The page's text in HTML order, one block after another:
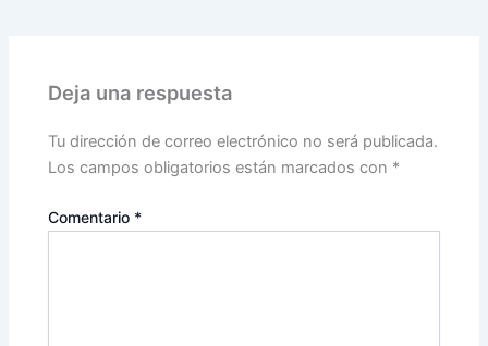
Deja una respuesta
Tu dirección de correo electrónico no será publicada.
Los campos obligatorios están marcados con *
Comentario *